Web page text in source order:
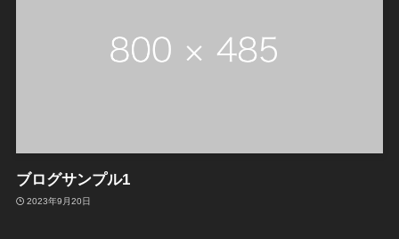
ブログサンプル1
2023年9月20日